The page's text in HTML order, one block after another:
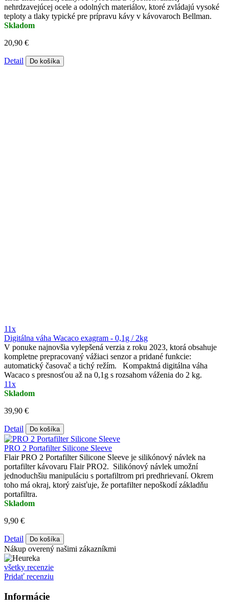
nehrdzavejúcej ocele a odolných materiálov, ktoré zvládajú vysoké
teploty a tlaky typické pre prípravu kávy v kávovaroch Bellman.
Skladom
20,90 €
Detail Do košíka
11x
Digitálna váha Wacaco exagram - 0,1g / 2kg
V ponuke najnovšia vylepšená verzia z roku 2023, ktorá obsahuje
kompletne prepracovaný vážiaci senzor a pridané funkcie:
automatický časovač a tichý režím. Kompaktná digitálna váha
Wacaco s presnosťou až na 0,1g s rozsahom váženia do 2 kg.
11x
Skladom
39,90 €
Detail Do košíka
PRO 2 Portafilter Silicone Sleeve
Flair PRO 2 Portafilter Silicone Sleeve je silikónový návlek na
portafilter kávovaru Flair PRO2. Silikónový návlek umožní
jednoduchšiu manipuláciu s portafiltrom pri predhrievaní. Okrem
toho má okraj, ktorý zaisťuje, že portafilter nepoškodí základňu
portafiltra.
Skladom
9,90 €
Detail Do košíka
Nákup overený našimi zákazníkmi
všetky recenzie
Pridať recenziu
Informácie